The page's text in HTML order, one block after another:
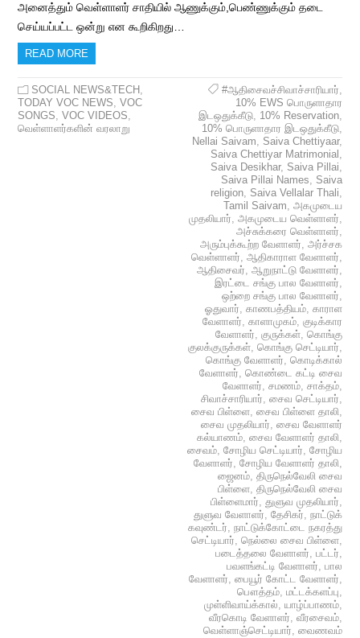
அனைத்தும் வெள்ளாளர் சாதியில் ஆணுக்கும்,பெண்ணுக்கும் தடை
செய்யப்பட்ட ஒன்று என கூறிகிறது…
READ MORE
SOCIAL NEWS&TECH ,
TODAY VOC NEWS,VOC
SONGS,VOC VIDEOS,
வெள்ளாளர்களின் வரலாறு
#ஆதிசைவச்சிவாச்சாரியார்,
10% EWS பொருளாதார
இடஒதுக்கீடு, 10% Reservation,
10% பொருளாதார இடஒதுக்கீடு,
Nellai Saivam, Saiva Chettiyaar,
Saiva Chettiyar Matrimonial ,
Saiva Desikhar, Saiva Pillai,
Saiva Pillai Names, Saiva
religion, Saiva Vellalar Thali,
Tamil Saivam, அகமுடைய
முதலியார், அகமுடைய வெள்ளாளர்,
அச்சுக்கரை வெள்ளாளர்,
அரும்புக்கூற்ற வேளாளர், அர்ச்சக
வெள்ளாளர், ஆதிகாராள வேளாளர்,
ஆதிசைவர், ஆறுநாட்டு வேளாளர்,
இரட்டை சங்கு பால வேளாளர்,
ஒற்றை சங்கு பால வேளாளர்,
ஓதுவார், காணபத்தியம், காராள
வேளாளர், காளாமுகம், குடிக்கார
வேளாளர், குருக்கள், கொங்கு
குலக்குருக்கள், கொங்கு செட்டியார்,
கொங்கு வேளாளர், கொடிக்கால்
வேளாளர், கொண்டை கட்டி சைவ
வேளாளர், சமணம், சாக்தம்,
சிவாச்சாரியார், சைவ செட்டியார்,
சைவ பிள்ளை, சைவ பிள்ளை தாலி,
சைவ முதலியார், சைவ வேளாளர்
கல்யாணம், சைவ வேளாளர் தாலி,
சைவம், சோழிய செட்டியார், சோழிய
வேளாளர், சோழிய வேளாளர் தாலி,
ஜைனம், திருநெல்வேலி சைவ
பிள்ளை, திருநெல்வேலி சைவ
பிள்ளைமார், துளுவ முதலியார்,
துளுவ வேளாளர், தேசிகர், நாட்டுக்
கவுண்டர், நாட்டுக்கோட்டை நகரத்து
செட்டியார், நெல்லை சைவ பிள்ளை,
படைத்தலை வேளாளர், பட்டர்,
பவளங்கட்டி வேளாளர், பால
வேளாளர், பையூர் கோட்ட வேளாளர்,
பௌத்தம், மட்டக்களப்பு,
முள்ளிவாய்க்கால், யாழ்ப்பாணம்,
வீரகொடி வேளாளர், வீரசைவம்,
வெள்ளாஞ்செட்டியார், வைணவம்